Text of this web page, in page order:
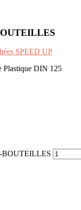
SPEED UP
DIN 125
BOUTEILLES